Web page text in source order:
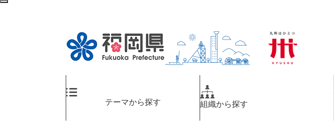
ペ
テーマから探す 組織から探す